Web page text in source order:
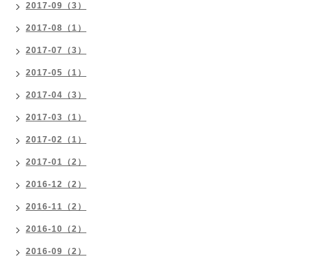
2017-09（3）
2017-08（1）
2017-07（3）
2017-05（1）
2017-04（3）
2017-03（1）
2017-02（1）
2017-01（2）
2016-12（2）
2016-11（2）
2016-10（2）
2016-09（2）